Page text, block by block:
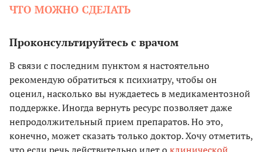
ЧТО МОЖНО СДЕЛАТЬ
Проконсультируйтесь с врачом
В связи с последним пунктом я настоятельно
рекомендую обратиться к психиатру, чтобы он
оценил, насколько вы нуждаетесь в медикаментозной
поддержке. Иногда вернуть ресурс позволяет даже
непродолжительный прием препаратов. Но это,
конечно, может сказать только доктор. Хочу отметить,